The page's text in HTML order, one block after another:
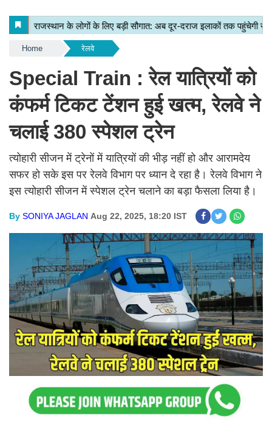
Home रेलवे
Special Train : रेल यात्रियों को
कंफर्म टिकट टेंशन हुई खत्म, रेलवे ने
चलाई 380 स्पेशल ट्रेन
त्योहारी सीजन में ट्रेनों में यात्रियों की भीड़ नहीं हो और आरामदेय
सफर हो सके इस पर रेलवे विभाग पर ध्यान दे रहा है। रेलवे विभाग ने
इस त्योहारी सीजन में स्पेशल ट्रेन चलाने का बड़ा फैसला लिया है।
By SONIYA JAGLAN Aug 22, 2025, 18:20 IST